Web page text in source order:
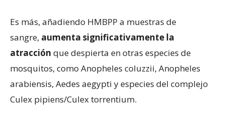
Es más, añadiendo HMBPP a muestras de
sangre, aumenta significativamente la
atracción que despierta en otras especies de
mosquitos, como Anopheles coluzzii, Anopheles
arabiensis, Aedes aegypti y especies del complejo
Culex pipiens/Culex torrentium.